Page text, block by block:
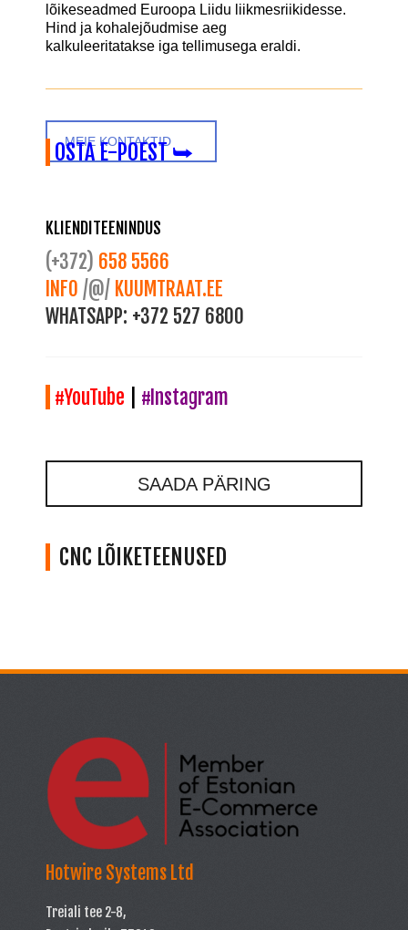
lõikeseadmed Euroopa Liidu liikmesriikidesse.
Hind ja kohalejõudmise aeg
kalkuleeritatakse iga tellimusega eraldi.
MEIE KONTAKTID
OSTA E-POEST ⮩
KLIENDITEENINDUS
(+372) 658 5566
INFO /@/ KUUMTRAAT.EE
WHATSAPP: +372 527 6800
#YouTube #Instagram
SAADA PÄRING
CNC LÕIKETEENUSED
Hotwire Systems Ltd
Treiali tee 2-8,